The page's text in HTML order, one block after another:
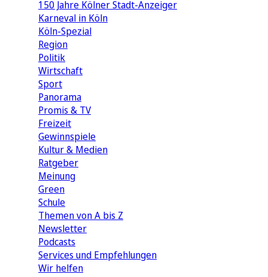
150 Jahre Kölner Stadt-Anzeiger
Karneval in Köln
Köln-Spezial
Region
Politik
Wirtschaft
Sport
Panorama
Promis & TV
Freizeit
Gewinnspiele
Kultur & Medien
Ratgeber
Meinung
Green
Schule
Themen von A bis Z
Newsletter
Podcasts
Services und Empfehlungen
Wir helfen